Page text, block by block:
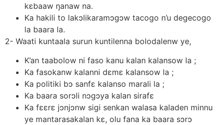
kεbaaw ŋanaw na.
Ka hakili to lakɔlikaramɔgɔw tacogo n’u degecogo
la baara la.
2- Waati kuntaala surun kuntilenna bolodalenw ye,
K’an taabolow ni faso kanu kalan kalansow la ;
Ka fasokanw kalanni dεmε kalansow la ;
Ka politiki bɔ sanfε kalanso marali la ;
Ka baara sorɔli nɔgɔya kalan sirafε
Ka fεεrε jɔnjɔnw sigi senkan walasa kaladen minnu
ye mantarasakalan kε, olu fana ka baara sɔrɔ